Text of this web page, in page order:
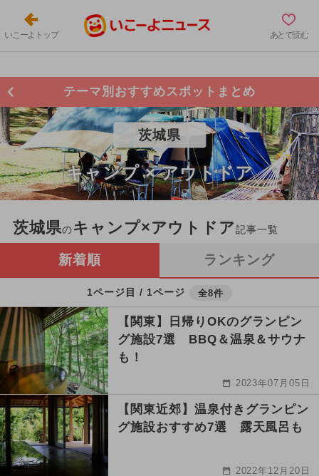
いこーよトップ あとで読む
テーマ別おすすめスポットまとめ
茨城県
キャンプ × アウトドア
茨城県のキャンプ×アウトドア記事一覧
新着順 ランキング
1ページ目 / 1ページ 全8件
【関東】日帰りOKのグランピン
グ施設7選 BBQ＆温泉＆サウナ
も！
2023年07月05日
【関東近郊】温泉付きグランピン
グ施設おすすめ7選 露天風呂も
2022年12月20日